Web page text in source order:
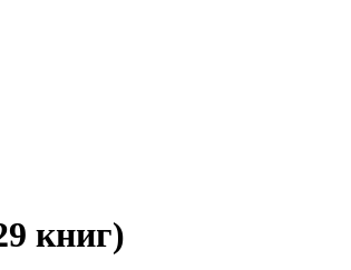
книг)